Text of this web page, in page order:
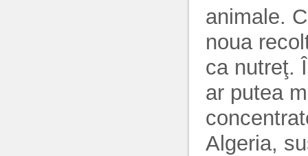
animale.
noua
ca nutreţ.
ar putea
Algeria,